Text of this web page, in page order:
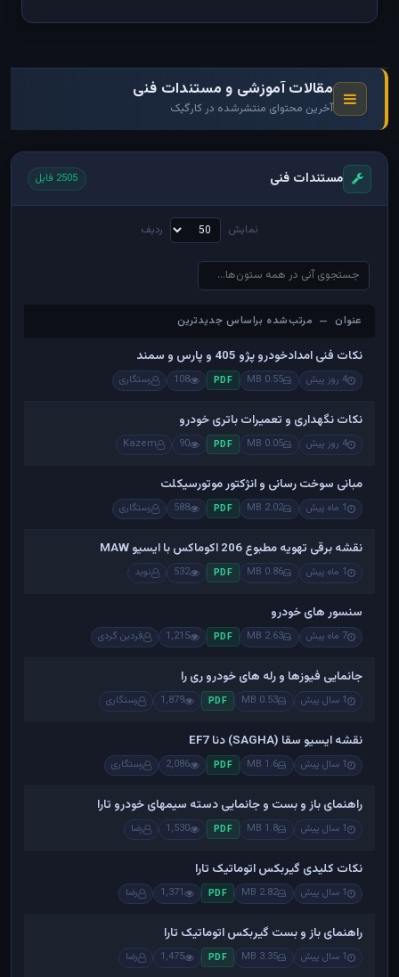
مقالات آموزشی و مستندات فنی
آخرین محتوای منتشرشده در کارگیک
مستندات فنی 2505 فایل
نمایش ردیف
عنوان — مرتب‌شده براساس جدیدترین
عنوان — مرتب‌شده براساس جدیدترین
نکات فنی امدادخودرو پژو 405 و پارس و سمند
4 روز پیش 0.55 MB
PDF
108 رستگاری
نکات نگهداری و تعمیرات باتری خودرو
4 روز پیش 0.05 MB
PDF
90
Kazem
مبانی سوخت رسانی و انژکتور موتورسیکلت
1 ماه پیش 2.02 MB
PDF
588 رستگاری
نقشه برقی تهویه مطبوع 206 اکوماکس با ایسیو MAW
1 ماه پیش 0.86 MB
PDF
532 نوید
سنسور های خودرو
7 ماه پیش 2.63 MB
PDF
1,215 فردین گردی
جانمایی فیوزها و رله های خودرو ری را
1 سال پیش 0.53 MB
PDF
1,879 رستگاری
نقشه ایسیو سقا (SAGHA) دنا EF7
1 سال پیش 1.6 MB
PDF
2,086 رستگاری
راهنمای باز و بست و جانمایی دسته سیمهای خودرو تارا
1 سال پیش 1.8 MB
PDF
1,530 رضا
نکات کلیدی گیربکس اتوماتیک تارا
1 سال پیش 2.82 MB
PDF
1,371 رضا
راهنمای باز و بست گیربکس اتوماتیک تارا
1 سال پیش 3.35 MB
PDF
1,475 رضا